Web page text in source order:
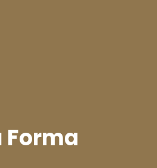
Forma